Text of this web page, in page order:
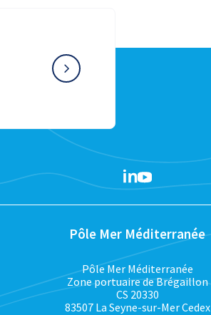
Pôle Mer Méditerranée
Pôle Mer Méditerranée
Zone portuaire de Brégaillon
CS 20330
83507 La Seyne-sur-Mer Cedex